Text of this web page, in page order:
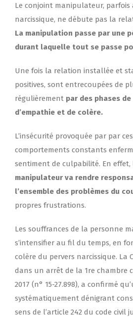
Le conjoint manipulateur, parfois
narcissique, ne débute pas la
La manipulation passe par une
durant laquelle tout se passe
Une fois la relation installée et
positives, sont entrecoupées de
régulièrement par des phases
d’empathie et de colère.
L’insécurité provoquée par par
comportements constants
sentiment de culpabilité. En effet,
manipulateur va rendre
l’ensemble des problèmes du
propres frustrations.
Les souffrances de la personne
s’intensifier au fil du temps, en
colère du pervers narcissique. La
dans un arrêt de la 1re chambre
2017 (n° 15-27.898), a confirmé
systématiquement dénigrant
sens de l’article 242 du code